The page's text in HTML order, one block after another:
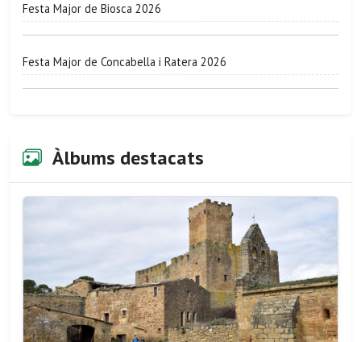
Festa Major de Biosca 2026
Festa Major de Concabella i Ratera 2026
Àlbums destacats